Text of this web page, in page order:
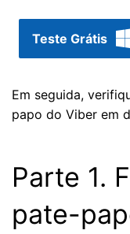
Teste Grátis
Em seguida,
papo do Viber em
Parte 1.
pate-